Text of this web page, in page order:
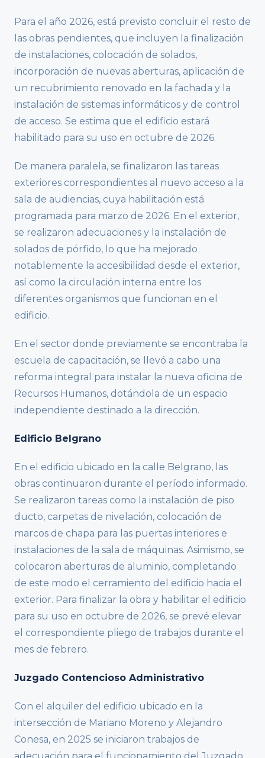
Para el año 2026, está previsto concluir el resto de
las obras pendientes, que incluyen la finalización
de instalaciones, colocación de solados,
incorporación de nuevas aberturas, aplicación de
un recubrimiento renovado en la fachada y la
instalación de sistemas informáticos y de control
de acceso. Se estima que el edificio estará
habilitado para su uso en octubre de 2026.
De manera paralela, se finalizaron las tareas
exteriores correspondientes al nuevo acceso a la
sala de audiencias, cuya habilitación está
programada para marzo de 2026. En el exterior,
se realizaron adecuaciones y la instalación de
solados de pórfido, lo que ha mejorado
notablemente la accesibilidad desde el exterior,
así como la circulación interna entre los
diferentes organismos que funcionan en el
edificio.
En el sector donde previamente se encontraba la
escuela de capacitación, se llevó a cabo una
reforma integral para instalar la nueva oficina de
Recursos Humanos, dotándola de un espacio
independiente destinado a la dirección.
Edificio Belgrano
En el edificio ubicado en la calle Belgrano, las
obras continuaron durante el período informado.
Se realizaron tareas como la instalación de piso
ducto, carpetas de nivelación, colocación de
marcos de chapa para las puertas interiores e
instalaciones de la sala de máquinas. Asimismo, se
colocaron aberturas de aluminio, completando
de este modo el cerramiento del edificio hacia el
exterior. Para finalizar la obra y habilitar el edificio
para su uso en octubre de 2026, se prevé elevar
el correspondiente pliego de trabajos durante el
mes de febrero.
Juzgado Contencioso Administrativo
Con el alquiler del edificio ubicado en la
intersección de Mariano Moreno y Alejandro
Conesa, en 2025 se iniciaron trabajos de
adecuación para el funcionamiento del Juzgado